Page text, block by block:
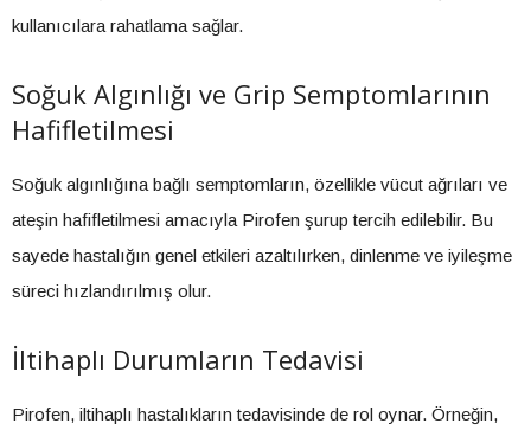
kullanıcılara rahatlama sağlar.
Soğuk Algınlığı ve Grip Semptomlarının
Hafifletilmesi
Soğuk algınlığına bağlı semptomların, özellikle vücut ağrıları ve
ateşin hafifletilmesi amacıyla Pirofen şurup tercih edilebilir. Bu
sayede hastalığın genel etkileri azaltılırken, dinlenme ve iyileşme
süreci hızlandırılmış olur.
İltihaplı Durumların Tedavisi
Pirofen, iltihaplı hastalıkların tedavisinde de rol oynar. Örneğin,